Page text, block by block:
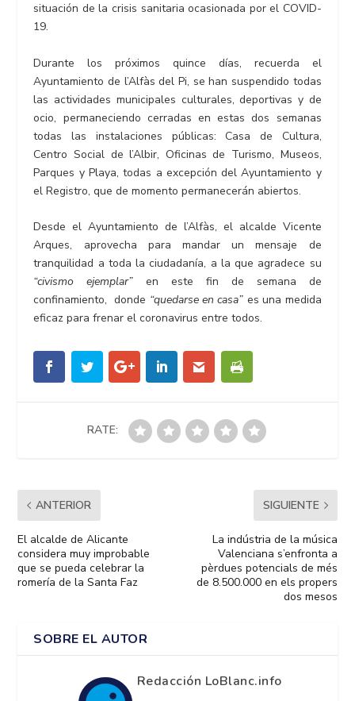
situación de la crisis sanitaria ocasionada por el COVID-
19.
Durante los próximos quince días, recuerda el
Ayuntamiento de l’Alfàs del Pi, se han suspendido todas
las actividades municipales culturales, deportivas y de
ocio, permaneciendo cerradas en estas dos semanas
todas las instalaciones públicas: Casa de Cultura,
Centro Social de l’Albir, Oficinas de Turismo, Museos,
Parques y Playa, todas a excepción del Ayuntamiento y
el Registro, que de momento permanecerán abiertos.
Desde el Ayuntamiento de l’Alfàs, el alcalde Vicente
Arques, aprovecha para mandar un mensaje de
tranquilidad a toda la ciudadanía, a la que agradece su
“civismo ejemplar”en este fin de semana de
confinamiento, donde “quedarse en casa” es una medida
eficaz para frenar el coronavirus entre todos.
RATE:
ANTERIOR
El alcalde de Alicante
considera muy improbable
que se pueda celebrar la
romería de la Santa Faz
SIGUIENTE
La indústria de la música
Valenciana s’enfronta a
pèrdues potencials de més
de 8.500.000 en els propers
dos mesos
SOBRE EL AUTOR
Redacción LoBlanc.info